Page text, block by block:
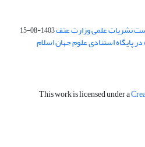
نشریات علمی وزارت عتف1403-08-15
پایگاه استنادی علوم جهان اسلام
This work is licensed under a